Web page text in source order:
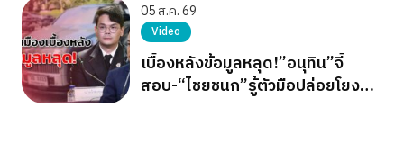
05 ส.ค. 69
Video
เบื้องหลังข้อมูลหลุด!”อนุทิน”จี้
สอบ-“ไชยชนก”รู้ตัวมือปล่อยโยง